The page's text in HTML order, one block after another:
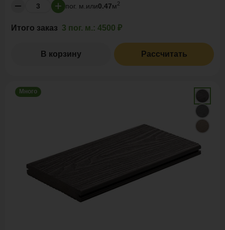
пог. м. или0.47м2
Итого заказ 3 пог. м.: 4500 ₽
В корзину Рассчитать
Много